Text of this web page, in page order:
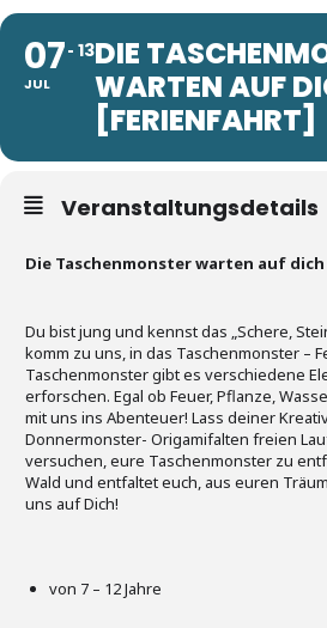
07
JUL
13DIE
WARTEN AUF
[FERIENFAHRT]
Veranstaltungsdetails
Die Taschenmonster warten auf dich
Du bist jung und kennst das „Schere,
komm zu uns, in das Taschenmonster –
Taschenmonster gibt es verschiedene
erforschen. Egal ob Feuer, Pflanze,
mit uns ins Abenteuer! Lass deiner
Donnermonster- Origamifalten freien
versuchen, eure Taschenmonster zu
Wald und entfaltet euch, aus euren
uns auf Dich!
von 7 – 12 Jahre